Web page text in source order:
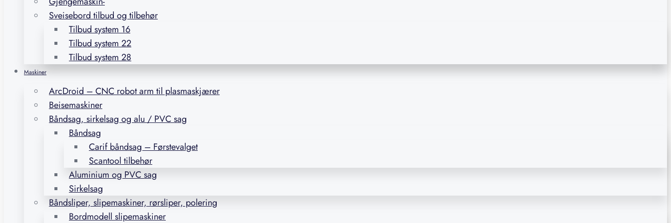
Sveisebord tilbud og tilbehør
Tilbud system 16
Tilbud system 22
Tilbud system 28
Maskiner
ArcDroid – CNC robot arm til plasmaskjærer
Beisemaskiner
Båndsag, sirkelsag og alu / PVC sag
Båndsag
Carif båndsag – Førstevalget
Scantool tilbehør
Aluminium og PVC sag
Sirkelsag
Båndsliper, slipemaskiner, rørsliper, polering
Bordmodell slipemaskiner